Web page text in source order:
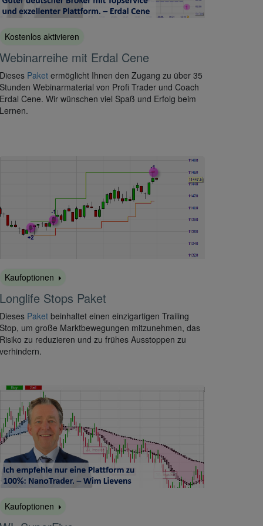
Kostenlos aktivieren
Webinarreihe mit Erdal Cene
Dieses Paket ermöglicht Ihnen den Zugang zu über 35
Stunden Webinarmaterial von Profi Trader und Coach
Erdal Cene. Wir wünschen viel Spaß und Erfolg beim
Lernen.
Kaufoptionen
Longlife Stops Paket
Dieses Paket beinhaltet einen einzigartigen Trailing
Stop, um große Marktbewegungen mitzunehmen, das
Risiko zu reduzieren und zu frühes Ausstoppen zu
verhindern.
Kaufoptionen